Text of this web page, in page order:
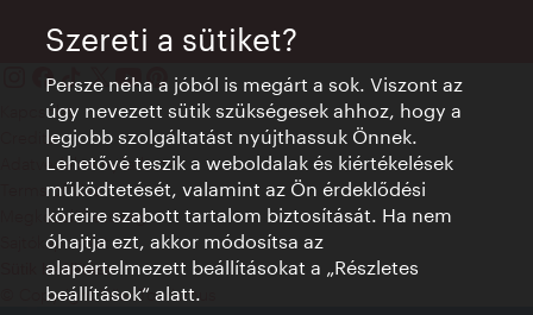
Kapcsolat
Credits
Adatvédelmi nyilatkozat
Terms of Use
Megközelíthetőség
Sajtókapcsolat
Sütik beállítása
© Copyright WienTourismus
Szereti a sütiket?
Persze néha a jóból is megárt a sok. Viszont az
úgy nevezett sütik szükségesek ahhoz, hogy a
legjobb szolgáltatást nyújthassuk Önnek.
Lehetővé teszik a weboldalak és kiértékelések
működtetését, valamint az Ön érdeklődési
köreire szabott tartalom biztosítását. Ha nem
óhajtja ezt, akkor módosítsa az
alapértelmezett beállításokat a „Részletes
beállítások“ alatt.